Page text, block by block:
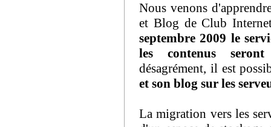
Nous venons
et Blog de Club
septembre 2009 le
les contenus seront
désagrément, il est
et son blog sur les
La migration vers les